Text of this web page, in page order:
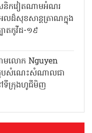
សនិកវៀតណាមអំណរ
ដ៏សុខសាន្តត្រាណក្នុង
បាតកូវីដ-១៩
ាមលោក Nguyen
បសំណេះសំណាលជា
ៅទីក្រុងហូជីមិញ